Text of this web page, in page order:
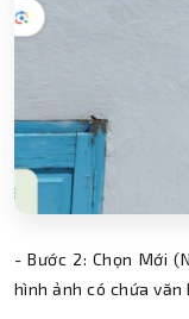
- Bước 2: Chọn Mới
hình ảnh có chứa văn